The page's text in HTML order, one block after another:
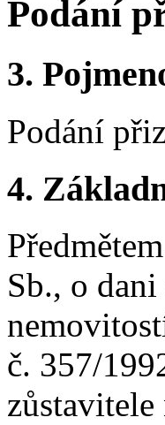
Podání
3.
Podání
4.
Sb., o
č. 357/